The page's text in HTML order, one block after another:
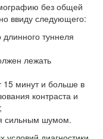
без общей
ввиду следующего:
длинного туннеля
лежать
15 минут и больше в
контраста и
сильным шумом.